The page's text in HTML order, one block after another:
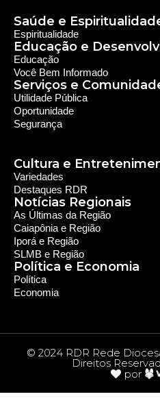
Saúde e
Espiritualidade
Educação e
Educação
Você Bem Informado
Serviços e
Utilidade Pública
Oportunidade
Segurança
Cultura e
Política e Economia
Notícias Regionais
Política
Economia
As Últimas da Região
Caiapônia e Região
Iporá e Região
SLMB e Região
Variedades
Destaques RDR
© 2024 RDR Rede
Direitos
por